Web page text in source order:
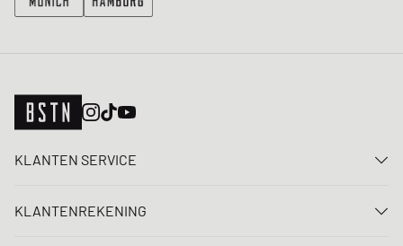
KLANTEN SERVICE
FAQ
KLANTENREKENING